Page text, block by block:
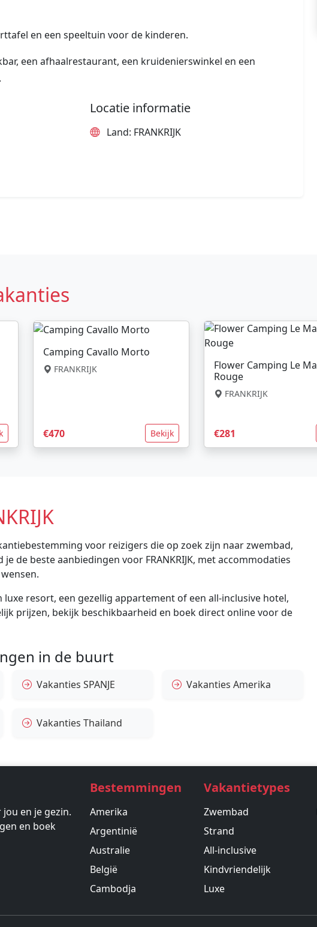
en een speeltuin voor de kinderen.
een afhaalrestaurant, een kruidenierswinkel en een
Locatie informatie
Land: FRANKRIJK
Camping Cavallo Morto
FRANKRIJK
€470 Bekijk
Flower Camping Le
Rouge
FRANKRIJK
€281
voor reizigers die op zoek zijn naar zwembad,
je de beste aanbiedingen voor FRANKRIJK, met accommodaties
luxe resort, een gezellig appartement of een all-inclusive hotel,
prijzen, bekijk beschikbaarheid en boek direct online voor de
in de buurt
Vakanties SPANJE Vakanties Amerika
Vakanties Thailand
en je gezin.
en boek
Bestemmingen
Amerika
Argentinië
Australie
België
Cambodja
Vakantietypes
Zwembad
Strand
All-inclusive
Kindvriendelijk
Luxe